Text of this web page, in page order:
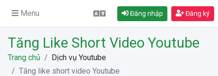
Menu Đăng nhập Đăng ký
Tăng Like Short Video Youtube
Trang chủ
Dịch vụ Youtube
Tăng like short video Youtube